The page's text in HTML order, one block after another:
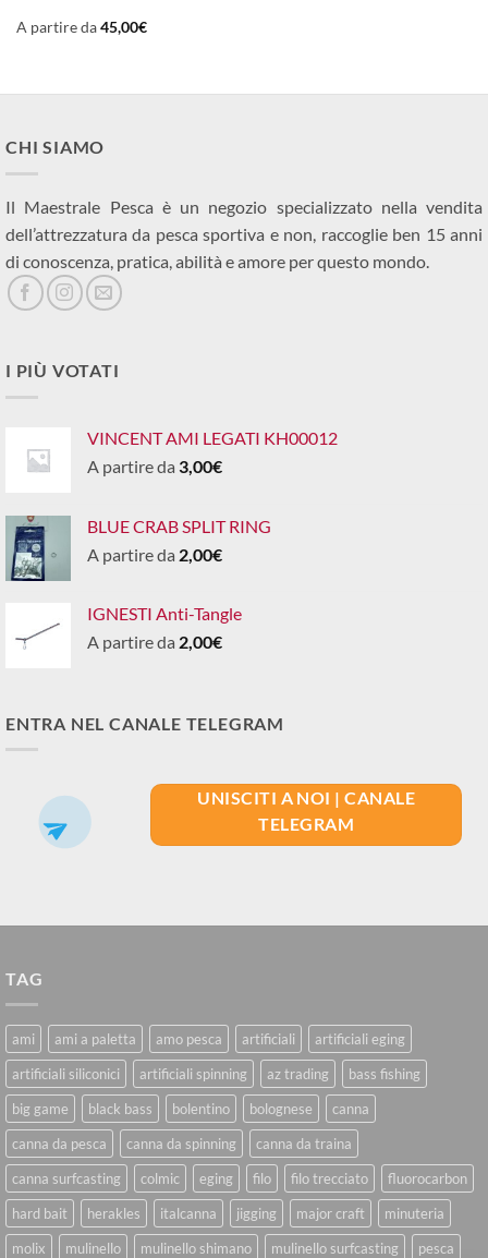
A partire da45,00€
CHI SIAMO
Il Maestrale Pesca è un negozio specializzato nella vendita
dell’attrezzatura da pesca sportiva e non, raccoglie ben 15 anni
di conoscenza, pratica, abilità e amore per questo mondo.
I PIÙ VOTATI
VINCENT AMI LEGATI KH00012
A partire da 3,00€
BLUE CRAB SPLIT RING
A partire da 2,00€
IGNESTI Anti-Tangle
A partire da 2,00€
ENTRA NEL CANALE TELEGRAM
UNISCITI A NOI | CANALE
TELEGRAM
TAG
ami ami a paletta amo pesca artificiali
artificiali eging
artificiali siliconici
artificiali spinning az trading
bass fishing
big game
black bass bolentino bolognese
canna
canna da pesca
canna da spinning
canna da traina
canna surfcasting
colmic eging filo filo trecciato
fluorocarbon
hard bait
herakles italcanna jigging major craft
minuteria
molix
mulinello mulinello shimano mulinello surfcasting pesca